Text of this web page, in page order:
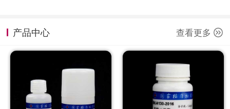
产品中心 查看更多
新闻资讯
公司主页